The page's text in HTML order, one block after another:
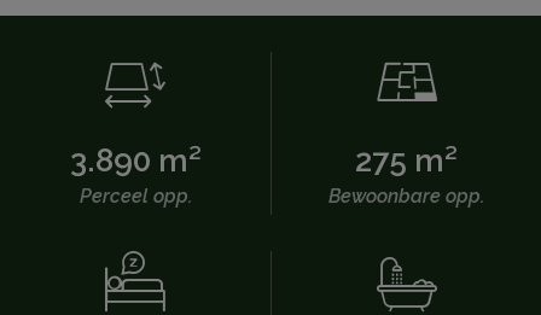
3.890 m²
Perceel opp.
275 m²
Bewoonbare opp.